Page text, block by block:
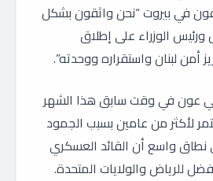
في بيروت “نحن واثقون بشكل
الوزراء على إطلاق
أمن لبنان واستقراره ووحدته”.
عون في وقت سابق هذا الشهر
لأكثر من عامين بسبب الجمود
نطاق واسع أن القائد العسكري
للرياض والولايات المتحدة.